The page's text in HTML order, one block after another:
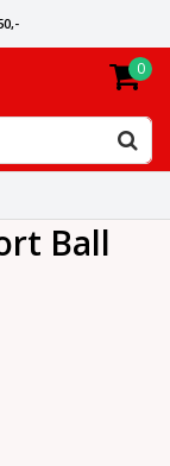
0
Ball